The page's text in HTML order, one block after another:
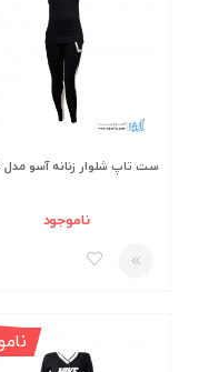
ناموجود